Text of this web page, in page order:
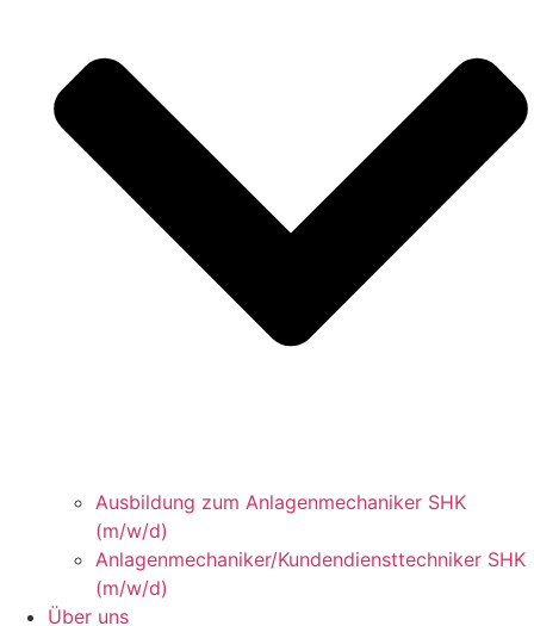
Ausbildung zum Anlagenmechaniker SHK
(m/w/d)
Anlagenmechaniker/Kundendiensttechniker SHK
(m/w/d)
Über uns